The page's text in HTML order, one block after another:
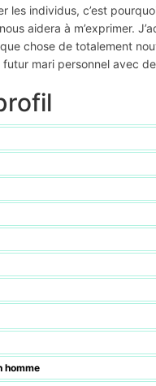
les individus, c’est
aidera à m’exprimer.
chose de totalement
mari personnel avec
homme